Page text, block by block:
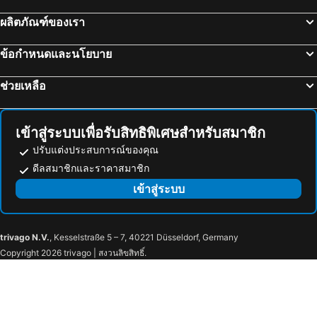
ผลิตภัณฑ์ของเรา
ข้อกำหนดและนโยบาย
ช่วยเหลือ
เข้าสู่ระบบเพื่อรับสิทธิพิเศษสำหรับสมาชิก
ปรับแต่งประสบการณ์ของคุณ
ดีลสมาชิกและราคาสมาชิก
เข้าสู่ระบบ
trivago N.V., Kesselstraße 5 – 7, 40221 Düsseldorf, Germany
Copyright 2026 trivago | สงวนลิขสิทธิ์.